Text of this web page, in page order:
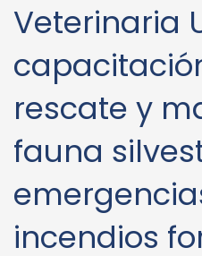
Veterinaria
rescate y
fauna
incendios